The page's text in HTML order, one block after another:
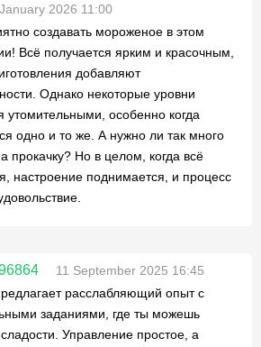
2026 11:00
создавать мороженое в этом
Всё получается ярким и красочным,
добавляют
Однако некоторые уровни
утомительными, особенно когда
одно и то же. А нужно ли так много
прокачку? Но в целом, когда всё
настроение поднимается, и процесс
11 September 2025 16:45
расслабляющий опыт с
заданиями, где ты можешь
сладости. Управление простое, а